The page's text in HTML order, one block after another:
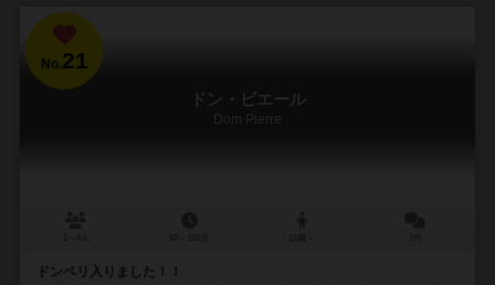
No.21
ドン・ピエール
Dom Pierre
ドンペリ入りました！！